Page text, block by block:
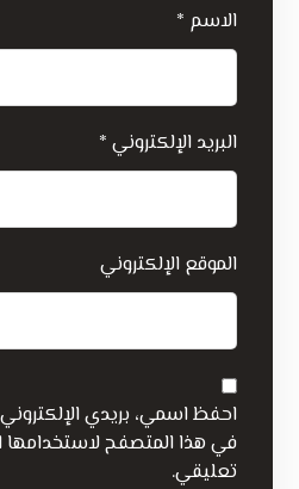
الاسم *
البريد الإلكتروني *
الموقع الإلكتروني
احفظ اسمي، بريدي
في هذا المتصفح لاستخدامها
تعليقي.